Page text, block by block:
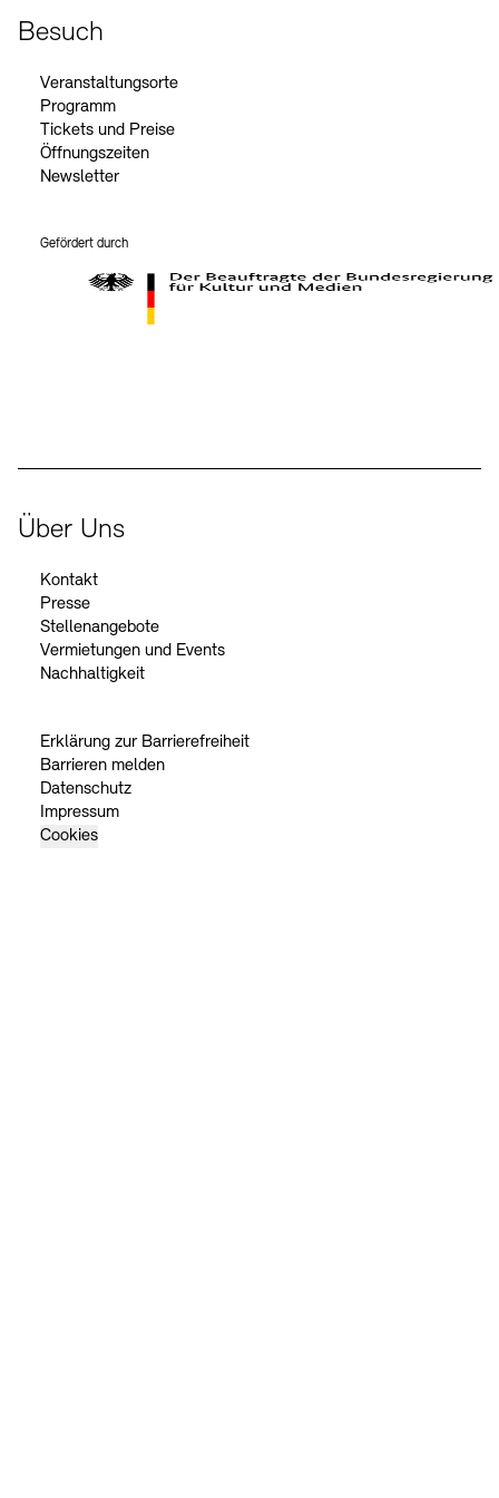
Besuch
Veranstaltungsorte
Programm
Tickets und Preise
Öffnungszeiten
Newsletter
Gefördert durch
Über Uns
Kontakt
Presse
Stellenangebote
Vermietungen und Events
Nachhaltigkeit
Erklärung zur Barrierefreiheit
Barrieren melden
Datenschutz
Impressum
Cookies